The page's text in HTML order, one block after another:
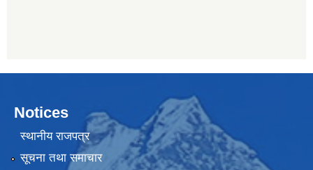
Notices
स्थानीय राजपत्र
सूचना तथा समाचार